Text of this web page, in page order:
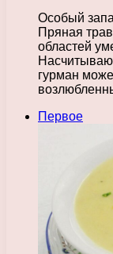
Особый
Пряная
областей
гурман
Первое